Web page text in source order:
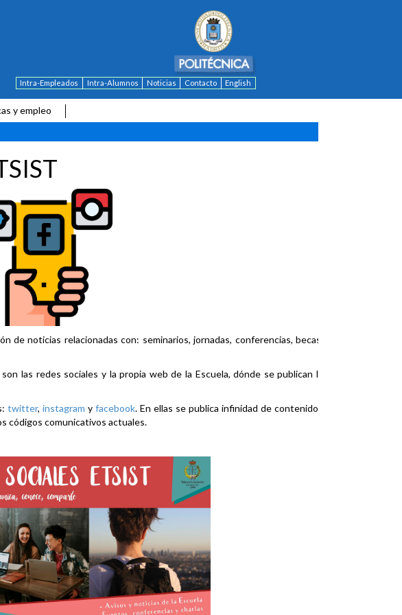
Intra-Empleados Intra-Alumnos Noticias Contacto English
y empleo
de noticias relacionadas con: seminarios, jornadas, conferencias, becas,
las redes sociales y la propia web de la Escuela, dónde se publican la
twitter, instagram y facebook. En ellas se publica infinidad de contenidos
códigos comunicativos actuales.